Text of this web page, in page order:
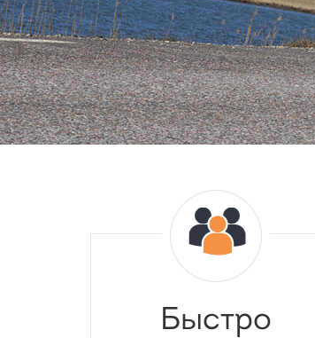
Быстро